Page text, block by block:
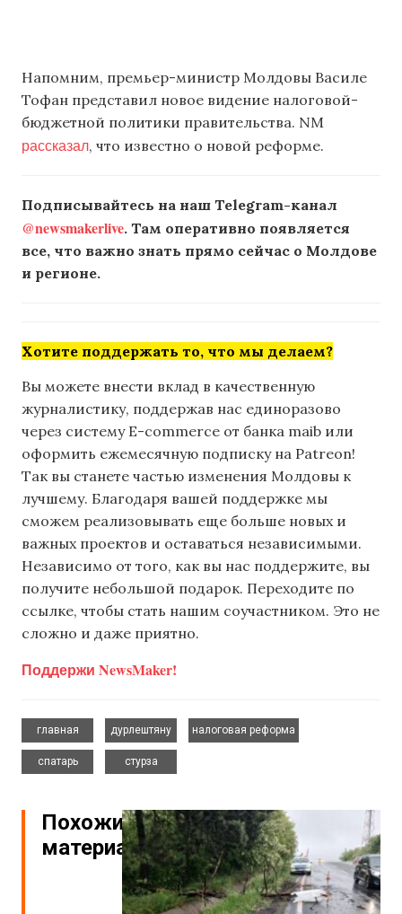
Напомним, премьер-министр Молдовы Василе
Тофан представил новое видение налоговой-
бюджетной политики правительства. NM
рассказал, что известно о новой реформе.
Подписывайтесь на наш Telegram-канал
@newsmakerlive. Там оперативно появляется
все, что важно знать прямо сейчас о Молдове
и регионе.
Хотите поддержать то, что мы делаем?
Вы можете внести вклад в качественную
журналистику, поддержав нас единоразово
через систему E-commerce от банка maib или
оформить ежемесячную подписку на Patreon!
Так вы станете частью изменения Молдовы к
лучшему. Благодаря вашей поддержке мы
сможем реализовывать еще больше новых и
важных проектов и оставаться независимыми.
Независимо от того, как вы нас поддержите, вы
получите небольшой подарок. Переходите по
ссылке, чтобы стать нашим соучастником. Это не
сложно и даже приятно.
Поддержи NewsMaker!
главная
дурлештяну
налоговая реформа
спатарь
стурза
Похожие
материалы